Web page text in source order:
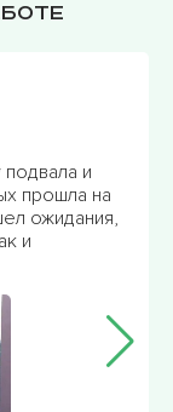
и
прошла на
ожидания,
и